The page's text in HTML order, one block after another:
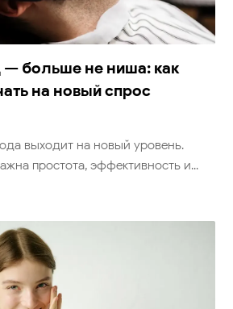
больше не ниша: как
на новый спрос
выходит на новый уровень.
простота, эффективность и...